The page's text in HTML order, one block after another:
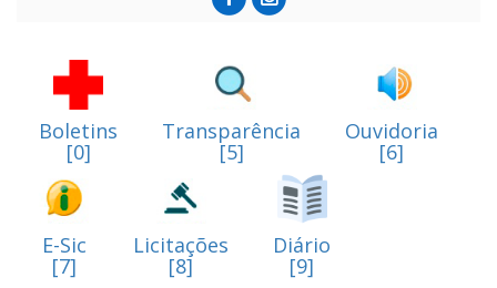
Boletins
[0]
Transparência
[5]
Ouvidoria
[6]
E-Sic
[7]
Licitações
[8]
Diário
[9]